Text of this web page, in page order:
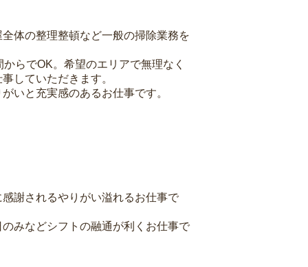
体の整理整頓など一般の掃除業務を
らでOK。希望のエリアで無理なく
していただきます。
いと充実感のあるお仕事です。
謝されるやりがい溢れるお仕事で
みなどシフトの融通が利くお仕事で